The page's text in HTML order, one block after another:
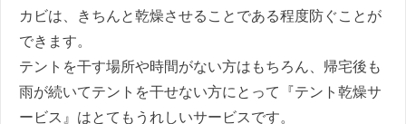
カビは、きちんと乾燥させることである程度防ぐことが
できます。
テントを干す場所や時間がない方はもちろん、帰宅後も
雨が続いてテントを干せない方にとって『テント乾燥サ
ービス』はとてもうれしいサービスです。